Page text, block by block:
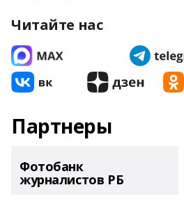
Читайте нас
Партнеры
Фотобанк
журналистов РБ